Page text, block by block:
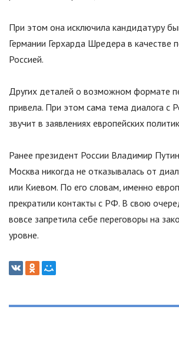
При этом она исключила кандидатуру
Германии Герхарда Шредера в качестве
Россией.
Других деталей о возможном формате
привела. При этом сама тема диалога с
звучит в заявлениях европейских
Ранее президент России Владимир
Москва никогда не отказывалась от
или Киевом. По его словам, именно
прекратили контакты с РФ. В свою
вовсе запретила себе переговоры на
уровне.